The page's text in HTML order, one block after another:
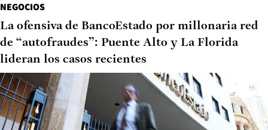
NEGOCIOS
La ofensiva de BancoEstado por millonaria red
de “autofraudes”: Puente Alto y La Florida
lideran los casos recientes